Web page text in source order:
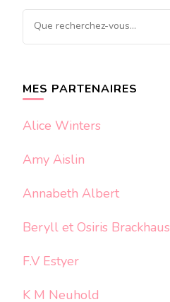
Vous
recherchiez
MES PARTENAIRES
Alice Winters
Amy Aislin
Annabeth Albert
Beryll et Osiris Brackhaus
F.V Estyer
K M Neuhold